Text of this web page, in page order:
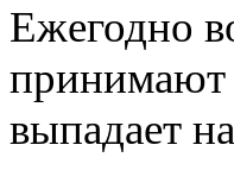
Ежегодно
принимают
выпадает